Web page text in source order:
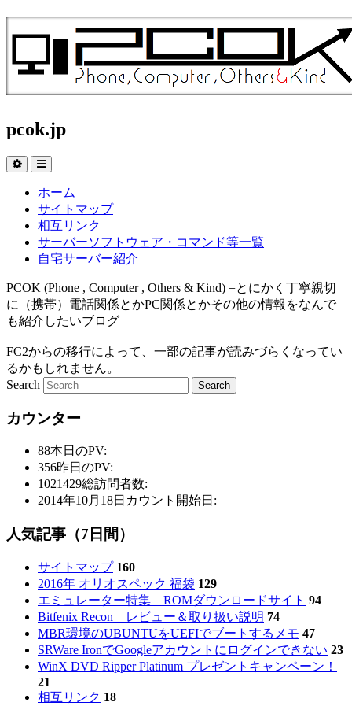
pcok.jp
ホーム
サイトマップ
相互リンク
サーバーソフトウェア・コマンド等一覧
自宅サーバー紹介
PCOK (Phone , Computer , Others & Kind) =とにかく丁寧親切
に（携帯）電話関係とかPC関係とかその他の情報をなんで
も紹介したいブログ
FC2からの移行によって、一部の記事が読みづらくなってい
るかもしれません。
Search
カウンター
88本日のPV:
356昨日のPV:
1021429総訪問者数:
2014年10月18日 カウント開始日:
人気記事（7日間）
サイトマップ 160
2016年 オリオスペック 福袋 129
エミュレーター特集 ROMダウンロードサイト 94
Bitfenix Recon レビュー＆取り扱い説明 74
MBR環境のUBUNTUをUEFIでブートするメモ 47
SRWare IronでGoogleアカウントにログインできない 23
WinX DVD Ripper Platinum プレゼントキャンペーン！
21
相互リンク 18